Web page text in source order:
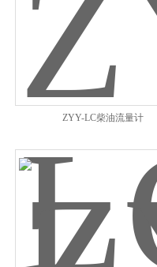
ZYY-LC柴油流量计